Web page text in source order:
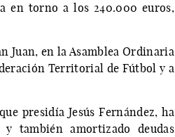
en torno a los 240.000 euros,
Juan, en la Asamblea Ordinaria
Territorial de Fútbol y a
presidía Jesús Fernández, ha
también amortizado deudas